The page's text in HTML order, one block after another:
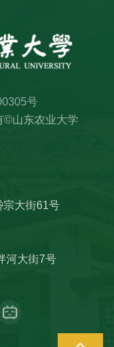
号
©山东农业大学
宗大街61号
河大街7号